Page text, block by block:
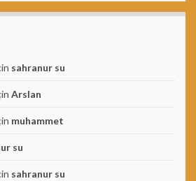
sahranur su
Arslan
muhammet
su
sahranur su